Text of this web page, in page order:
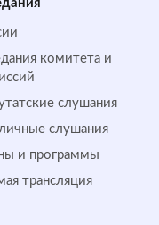
комитета и
слушания
слушания
и программы
трансляция